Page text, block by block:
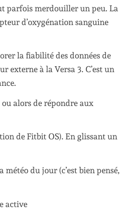
parfois merdouiller un peu. La
d’oxygénation sanguine
la fiabilité des données de
externe à la Versa 3. C’est un
alors de répondre aux
de Fitbit OS). En glissant un
du jour (c’est bien pensé,
active